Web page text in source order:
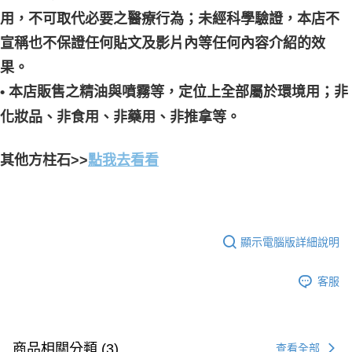
用，不可取代必要之醫療行為；未經科學驗證，本店不
宣稱也不保證任何貼文及影片內等任何內容介紹的效
果。
• 本店販售之精油與噴霧等，定位上全部屬於環境用；非
化妝品、非食用、非藥用、非推拿等。
其他方柱石>>點我去看看
顯示電腦版詳細說明
客服
商品相關分類 (3) 查看全部